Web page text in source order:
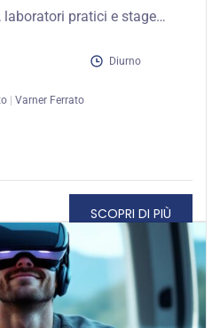
pratici e stage
Diurno
| Varner Ferrato
SCOPRI DI PIÙ